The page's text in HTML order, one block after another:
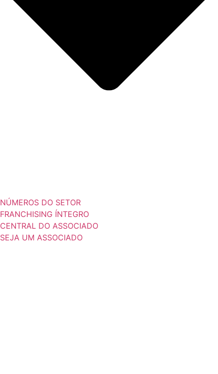
NÚMEROS DO SETOR
FRANCHISING ÍNTEGRO
CENTRAL DO ASSOCIADO
SEJA UM ASSOCIADO